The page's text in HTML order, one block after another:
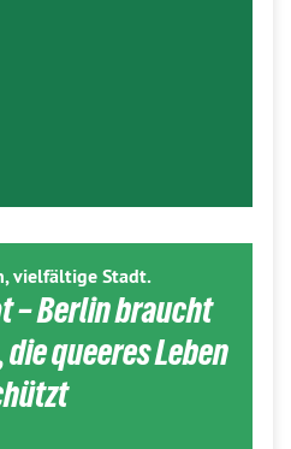
vielfältige Stadt.
– Berlin braucht
queeres Leben